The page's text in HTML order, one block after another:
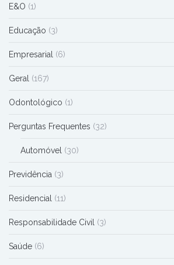
E&O (1)
Educação (3)
Empresarial (6)
Geral (167)
Odontológico (1)
Perguntas Frequentes (32)
Automóvel (30)
Previdência (3)
Residencial (11)
Responsabilidade Civil (3)
Saúde (6)